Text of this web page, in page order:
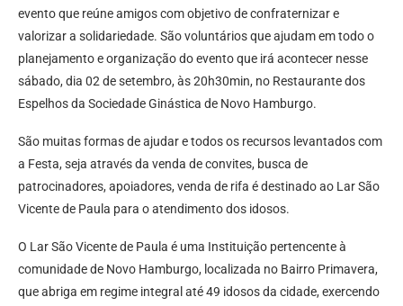
evento que reúne amigos com objetivo de confraternizar e
valorizar a solidariedade. São voluntários que ajudam em todo o
planejamento e organização do evento que irá acontecer nesse
sábado, dia 02 de setembro, às 20h30min, no Restaurante dos
Espelhos da Sociedade Ginástica de Novo Hamburgo.
São muitas formas de ajudar e todos os recursos levantados com
a Festa, seja através da venda de convites, busca de
patrocinadores, apoiadores, venda de rifa é destinado ao Lar São
Vicente de Paula para o atendimento dos idosos.
O Lar São Vicente de Paula é uma Instituição pertencente à
comunidade de Novo Hamburgo, localizada no Bairro Primavera,
que abriga em regime integral até 49 idosos da cidade, exercendo